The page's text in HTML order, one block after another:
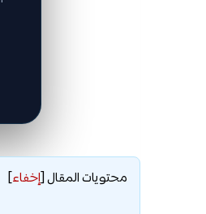
محتويات المقال[إخفاء]